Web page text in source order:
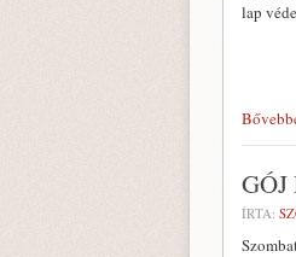
lap
ÍRTA: